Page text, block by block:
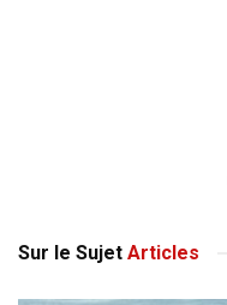
Sur le Sujet Articles